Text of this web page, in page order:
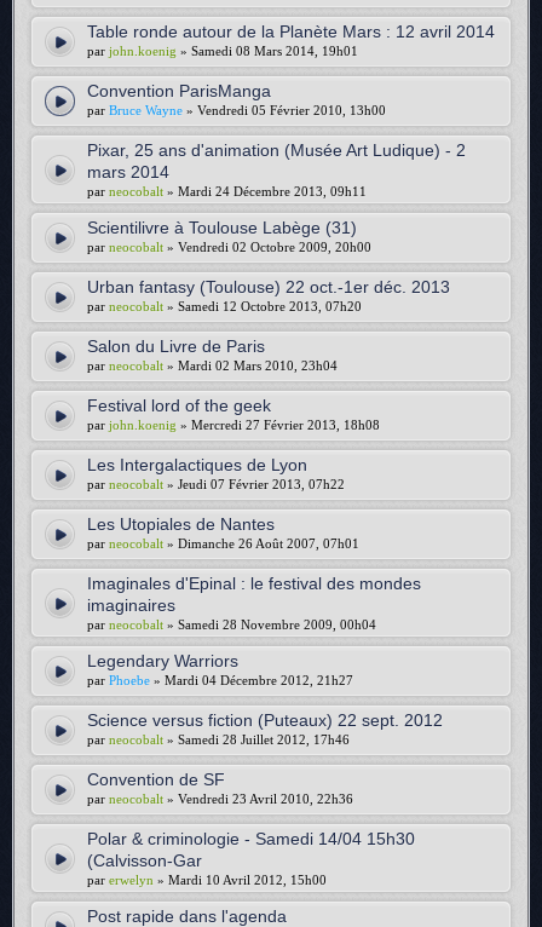
Table ronde autour de la Planète Mars : 12 avril 2014
par john.koenig » Samedi 08 Mars 2014, 19h01
Convention ParisManga
par Bruce Wayne » Vendredi 05 Février 2010, 13h00
Pixar, 25 ans d'animation (Musée Art Ludique) - 2
mars 2014
par neocobalt » Mardi 24 Décembre 2013, 09h11
Scientilivre à Toulouse Labège (31)
par neocobalt » Vendredi 02 Octobre 2009, 20h00
Urban fantasy (Toulouse) 22 oct.-1er déc. 2013
par neocobalt » Samedi 12 Octobre 2013, 07h20
Salon du Livre de Paris
par neocobalt » Mardi 02 Mars 2010, 23h04
Festival lord of the geek
par john.koenig » Mercredi 27 Février 2013, 18h08
Les Intergalactiques de Lyon
par neocobalt » Jeudi 07 Février 2013, 07h22
Les Utopiales de Nantes
par neocobalt » Dimanche 26 Août 2007, 07h01
Imaginales d'Epinal : le festival des mondes
imaginaires
par neocobalt » Samedi 28 Novembre 2009, 00h04
Legendary Warriors
par Phoebe » Mardi 04 Décembre 2012, 21h27
Science versus fiction (Puteaux) 22 sept. 2012
par neocobalt » Samedi 28 Juillet 2012, 17h46
Convention de SF
par neocobalt » Vendredi 23 Avril 2010, 22h36
Polar & criminologie - Samedi 14/04 15h30
(Calvisson-Gar
par erwelyn » Mardi 10 Avril 2012, 15h00
Post rapide dans l'agenda